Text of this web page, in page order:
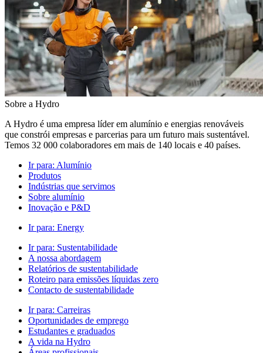
Sobre a Hydro
A Hydro é uma empresa líder em alumínio e energias renováveis
que constrói empresas e parcerias para um futuro mais sustentável.
Temos 32 000 colaboradores em mais de 140 locais e 40 países.
Ir para: Alumínio
Produtos
Indústrias que servimos
Sobre alumínio
Inovação e P&D
Ir para: Energy
Ir para: Sustentabilidade
A nossa abordagem
Relatórios de sustentabilidade
Roteiro para emissões líquidas zero
Contacto de sustentabilidade
Ir para: Carreiras
Oportunidades de emprego
Estudantes e graduados
A vida na Hydro